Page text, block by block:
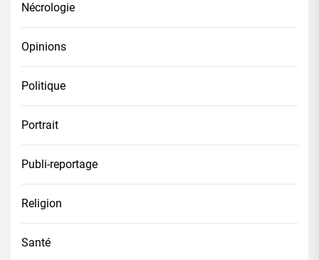
Nécrologie
Opinions
Politique
Portrait
Publi-reportage
Religion
Santé